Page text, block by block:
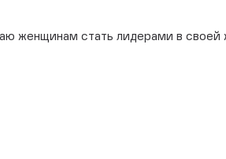
женщинам стать лидерами в своей